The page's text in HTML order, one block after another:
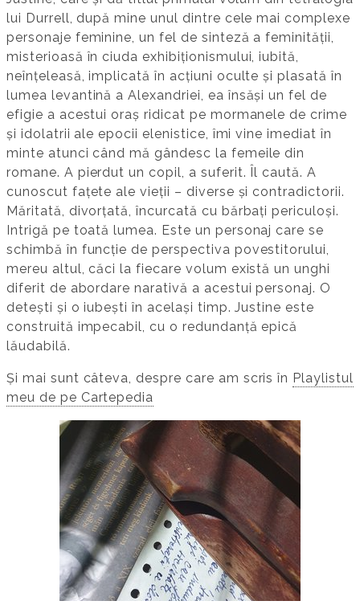
lui Durrell, după mine unul dintre cele mai complexe
personaje feminine, un fel de sinteză a feminității,
misterioasă în ciuda exhibiționismului, iubită,
neînțeleasă, implicată în acțiuni oculte și plasată în
lumea levantină a Alexandriei, ea însăși un fel de
efigie a acestui oraș ridicat pe mormanele de crime
și idolatrii ale epocii elenistice, îmi vine imediat în
minte atunci când mă gândesc la femeile din
romane. A pierdut un copil, a suferit. Îl caută. A
cunoscut fațete ale vieții – diverse și contradictorii.
Măritată, divorțată, încurcată cu bărbați periculoși.
Intrigă pe toată lumea. Este un personaj care se
schimbă în funcție de perspectiva povestitorului,
mereu altul, căci la fiecare volum există un unghi
diferit de abordare narativă a acestui personaj. O
detești și o iubești în același timp. Justine este
construită impecabil, cu o redundanță epică
lăudabilă.
Și mai sunt câteva, despre care am scris în Playlistul
meu de pe Cartepedia